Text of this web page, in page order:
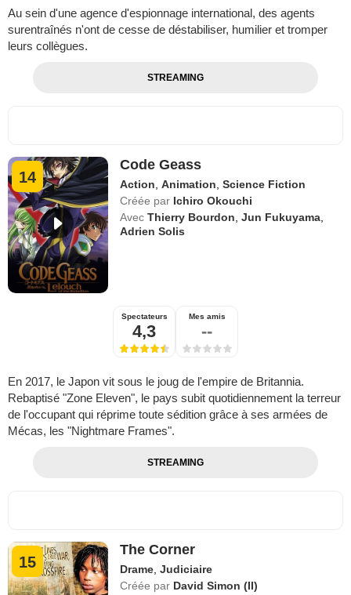
Au sein d'une agence d'espionnage international, des agents
surentraînés n'ont de cesse de déstabiliser, humilier et tromper
leurs collègues.
STREAMING
14
Code Geass
Action,Animation,Science Fiction
Créée par Ichiro Okouchi
Avec Thierry Bourdon,Jun Fukuyama,
Adrien Solis
Spectateurs
4,3
Mes amis
--
En 2017, le Japon vit sous le joug de l'empire de Britannia.
Rebaptisé "Zone Eleven", le pays subit quotidiennement la terreur
de l'occupant qui réprime toute sédition grâce à ses armées de
Mécas, les "Nightmare Frames".
STREAMING
15
The Corner
Drame,Judiciaire
Créée par David Simon (II)